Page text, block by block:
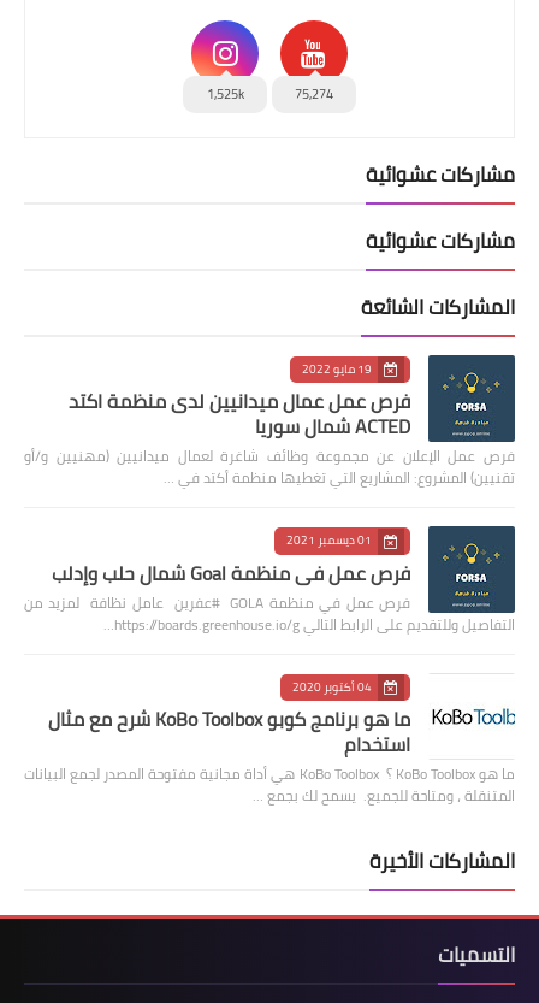
75,274
1,525k
مشاركات عشوائية
مشاركات عشوائية
المشاركات الشائعة
19 مايو 2022
فرص عمل عمال ميدانيين لدى منظمة اكتد
ACTED شمال سوريا
فرص عمل الإعلان عن مجموعة وظائف شاغرة لعمال ميدانيين (مهنيين و/أو
تقنيين) المشروع: المشاريع التي تغطيها منظمة أكتد في …
01 ديسمبر 2021
فرص عمل في منظمة Goal شمال حلب وإدلب
فرص عمل في منظمة GOLA #عفرين عامل نظافة لمزيد من
التفاصيل وللتقديم على الرابط التالي https://boards.greenhouse.io/g…
04 أكتوبر 2020
ما هو برنامج كوبو KoBo Toolbox شرح مع مثال
استخدام
ما هو KoBo Toolbox ؟ KoBo Toolbox هي أداة مجانية مفتوحة المصدر لجمع البيانات
المتنقلة ، ومتاحة للجميع. يسمح لك بجمع …
المشاركات الأخيرة
التسميات